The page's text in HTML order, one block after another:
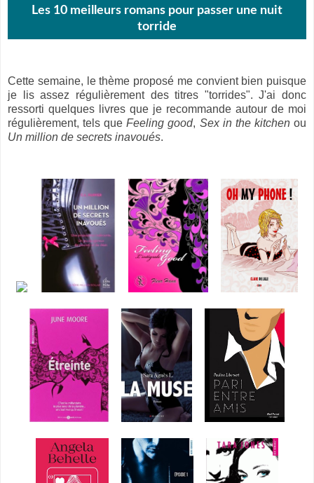
Les 10 meilleurs romans pour passer une nuit
torride
Cette semaine, le thème proposé me convient bien puisque
je lis assez régulièrement des titres "torrides". J'ai donc
ressorti quelques livres que je recommande autour de moi
régulièrement, tels queFeeling good, Sex in the kitchenou
Un million de secrets inavoués.